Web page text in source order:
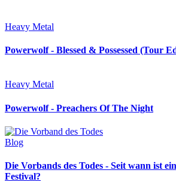
Heavy Metal
Powerwolf - Blessed & Possessed (Tour
Heavy Metal
Powerwolf - Preachers Of The Night
Blog
Die Vorbands des Todes - Seit wann ist
Festival?